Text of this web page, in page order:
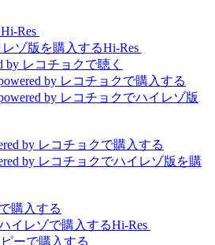
Hi-Res
Hi-Res
Hi-Res